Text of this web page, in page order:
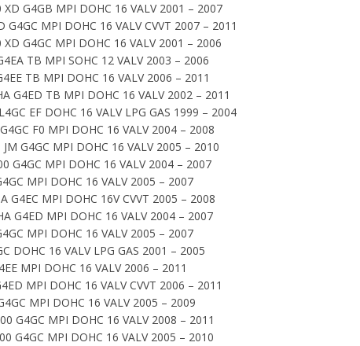
G4GB MPI DOHC 16 VALV 2001 – 2007
G4GC MPI DOHC 16 VALV CVVT 2007 – 2011
G4GC MPI DOHC 16 VALV 2001 – 2006
TB MPI SOHC 12 VALV 2003 – 2006
TB MPI DOHC 16 VALV 2006 – 2011
G4ED TB MPI DOHC 16 VALV 2002 – 2011
EF DOHC 16 VALV LPG GAS 1999 – 2004
F0 MPI DOHC 16 VALV 2004 – 2008
G4GC MPI DOHC 16 VALV 2005 – 2010
G4GC MPI DOHC 16 VALV 2004 – 2007
MPI DOHC 16 VALV 2005 – 2007
G4EC MPI DOHC 16V CVVT 2005 – 2008
G4ED MPI DOHC 16 VALV 2004 – 2007
MPI DOHC 16 VALV 2005 – 2007
DOHC 16 VALV LPG GAS 2001 – 2005
MPI DOHC 16 VALV 2006 – 2011
MPI DOHC 16 VALV CVVT 2006 – 2011
MPI DOHC 16 VALV 2005 – 2009
G4GC MPI DOHC 16 VALV 2008 – 2011
G4GC MPI DOHC 16 VALV 2005 – 2010